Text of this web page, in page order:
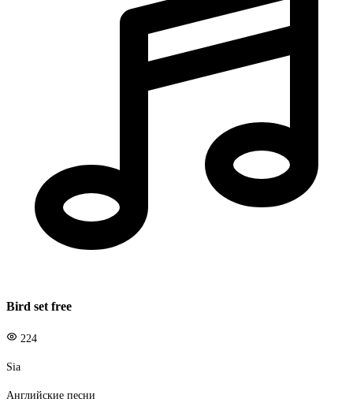
Bird set free
224
Sia
Английские песни